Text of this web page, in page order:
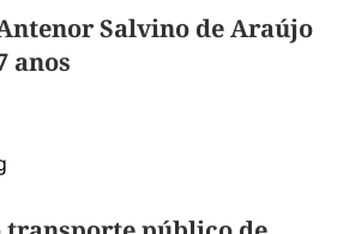
Salvino de Araújo
anos